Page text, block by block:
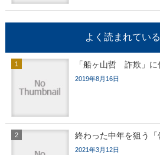
よく読まれてい
「船ヶ山哲 詐欺」に
2019年8月16日
終わった中年を狙う「
2021年3月12日